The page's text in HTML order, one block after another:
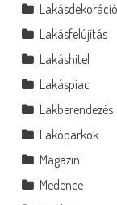
Lakásdekoráció
Lakásfelújítás
Lakáshitel
Lakáspiac
Lakberendezés
Lakóparkok
Magazin
Medence